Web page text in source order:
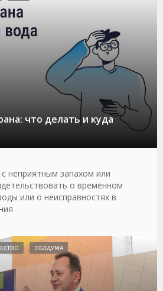
что делать и куда
неприятным запахом или
о временном
или о неисправностях в
ОБЛДУМА